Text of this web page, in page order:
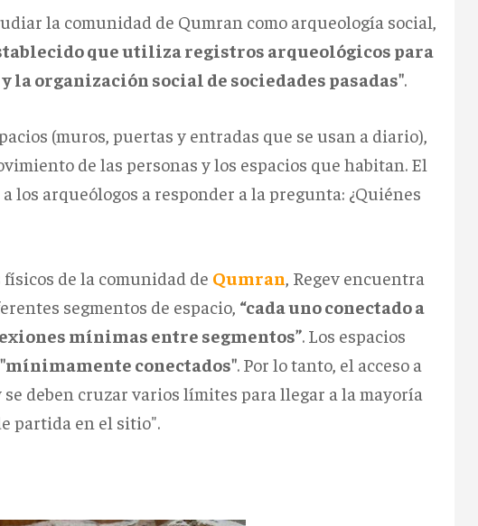
la comunidad de Qumran como arqueología social,
que utiliza registros arqueológicos para
organización social de sociedades pasadas".
(muros, puertas y entradas que se usan a diario),
de las personas y los espacios que habitan. El
los arqueólogos a responder a la pregunta: ¿Quiénes
de la comunidad de Qumran, Regev encuentra
segmentos de espacio, “cada uno conectado a
mínimas entre segmentos”. Los espacios
"mínimamente conectados". Por lo tanto, el acceso a
deben cruzar varios límites para llegar a la mayoría
partida en el sitio".